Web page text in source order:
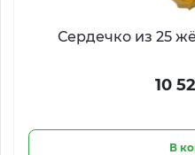
Сердечко из 25
10
В